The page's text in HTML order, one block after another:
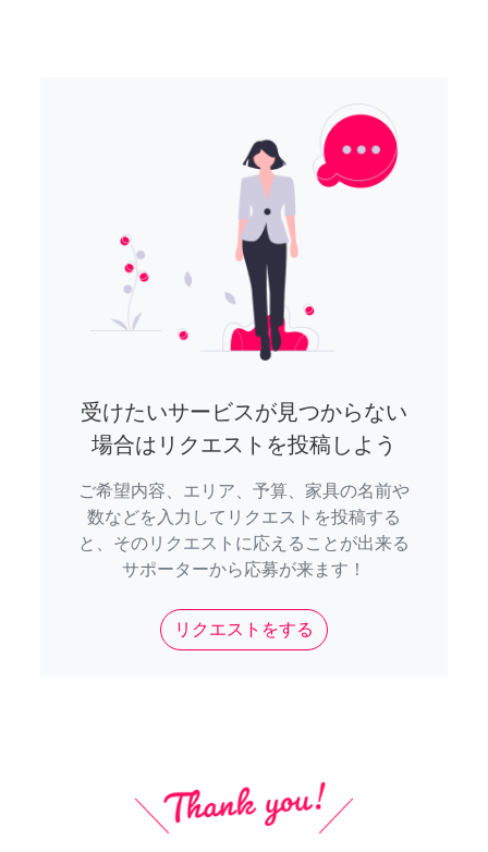
受けたいサービスが見つからない
場合はリクエストを投稿しよう
ご希望内容、エリア、予算、家具の名前や
数などを入力してリクエストを投稿する
と、そのリクエストに応えることが出来る
サポーターから応募が来ます！
リクエストをする